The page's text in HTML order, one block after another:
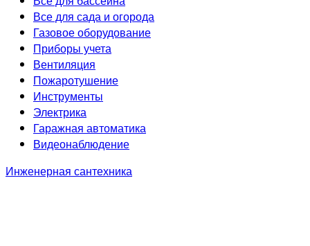
Все для сада и огорода
Газовое оборудование
Приборы учета
Вентиляция
Пожаротушение
Инструменты
Электрика
Гаражная автоматика
Видеонаблюдение
Инженерная сантехника